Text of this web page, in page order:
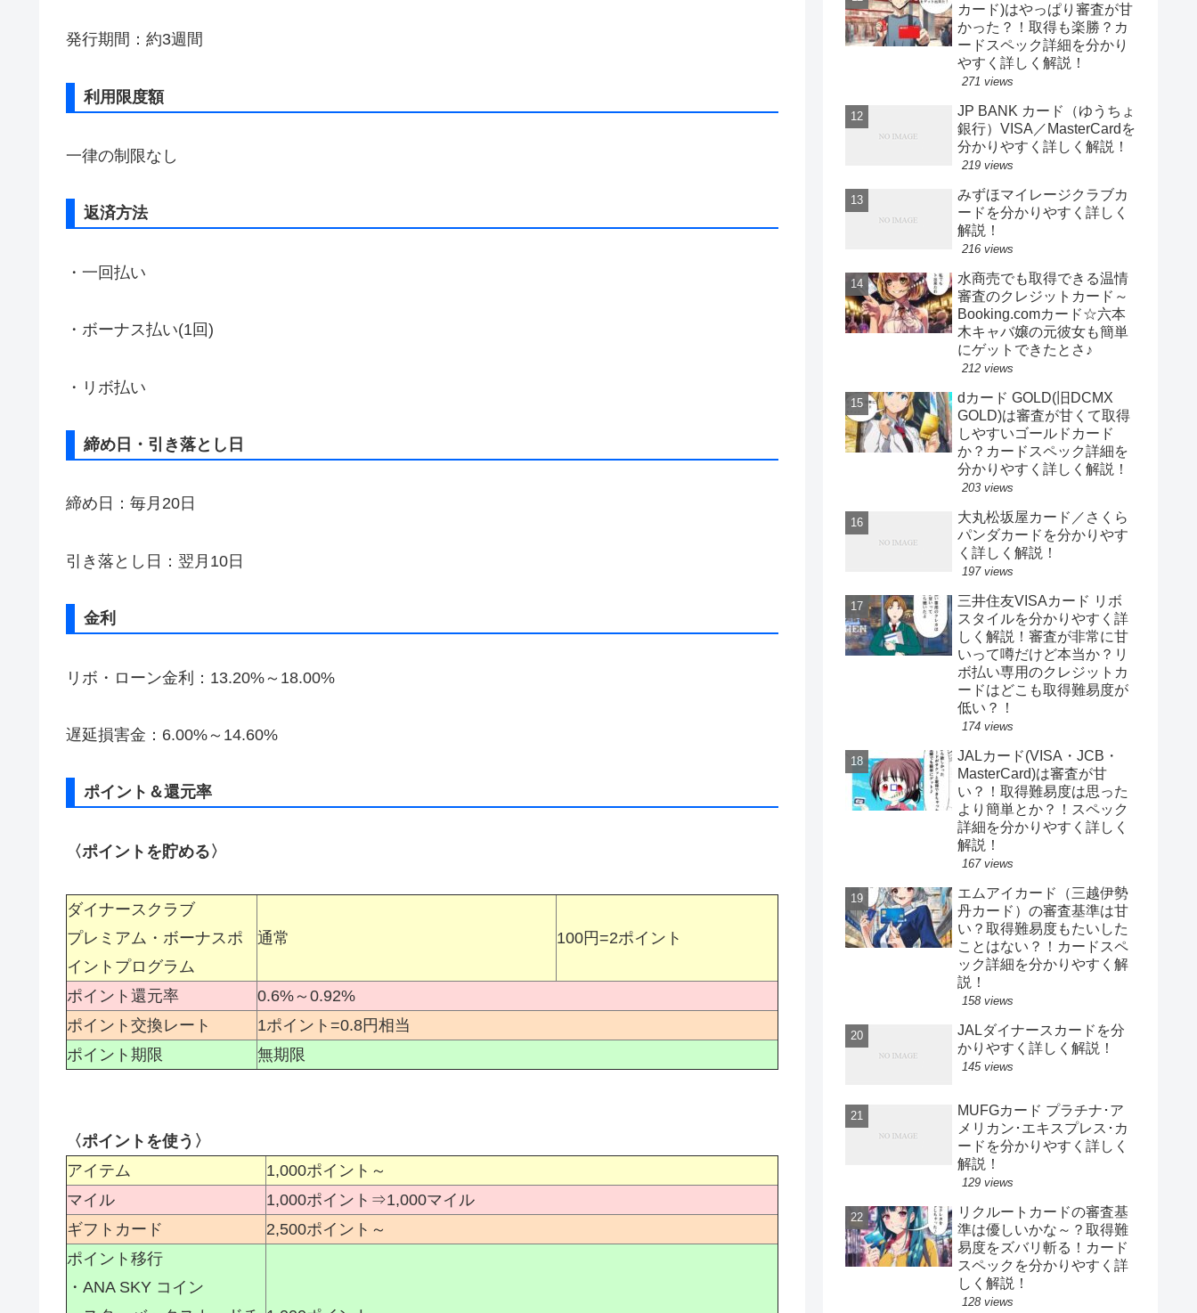
発行期間：約3週間
利用限度額
一律の制限なし
返済方法
・一回払い
・ボーナス払い(1回)
・リボ払い
締め日・引き落とし日
締め日：毎月20日
引き落とし日：翌月10日
金利
リボ・ローン金利：13.20%～18.00%
遅延損害金：6.00%～14.60%
ポイント＆還元率
〈ポイントを貯める〉
ダイナースクラブ
プレミアム・ボーナスポ
イントプログラム
通常 100円=2ポイント
ポイント還元率
0.6%～0.92%
ポイント交換レート
1ポイント=0.8円相当
ポイント期限
無期限
〈ポイントを使う〉
アイテム
1,000ポイント～
マイル
1,000ポイント⇒1,000マイル
ギフトカード
2,500ポイント～
ポイント移行
・ANA SKY コイン
カード)はやっぱり審査が甘
かった？！取得も楽勝？カ
ードスペック詳細を分かり
やすく詳しく解説！
271 views
JP BANK カード（ゆうちょ
銀行）VISA／MasterCardを
分かりやすく詳しく解説！
219 views
みずほマイレージクラブカ
ードを分かりやすく詳しく
解説！
216 views
水商売でも取得できる温情
審査のクレジットカード～
Booking.comカード☆六本
木キャバ嬢の元彼女も簡単
にゲットできたとさ♪
212 views
dカード GOLD(旧DCMX
GOLD)は審査が甘くて取得
しやすいゴールドカード
か？カードスペック詳細を
分かりやすく詳しく解説！
203 views
大丸松坂屋カード／さくら
パンダカードを分かりやす
く詳しく解説！
197 views
三井住友VISAカード リボ
スタイルを分かりやすく詳
しく解説！審査が非常に甘
いって噂だけど本当か？リ
ボ払い専用のクレジットカ
ードはどこも取得難易度が
低い？！
174 views
JALカード(VISA・JCB・
MasterCard)は審査が甘
い？！取得難易度は思った
より簡単とか？！スペック
詳細を分かりやすく詳しく
解説！
167 views
エムアイカード（三越伊勢
丹カード）の審査基準は甘
い？取得難易度もたいした
ことはない？！カードスペ
ック詳細を分かりやすく解
説！
158 views
JALダイナースカードを分
かりやすく詳しく解説！
145 views
MUFGカード プラチナ･ア
メリカン･エキスプレス･カ
ードを分かりやすく詳しく
解説！
129 views
リクルートカードの審査基
準は優しいかな～？取得難
易度をズバリ斬る！カード
スペックを分かりやすく詳
しく解説！
128 views